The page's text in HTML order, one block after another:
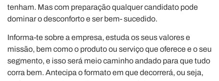
tenham. Mas com preparação qualquer candidato pode
dominar o desconforto e ser bem- sucedido.
Informa-te sobre a empresa, estuda os seus valores e
missão, bem como o produto ou serviço que oferece e o seu
segmento, e isso será meio caminho andado para que tudo
corra bem. Antecipa o formato em que decorrerá, ou seja,